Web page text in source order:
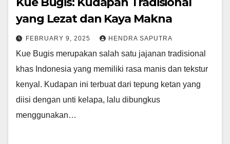
yang Lezat dan Kaya Makna
FEBRUARY 9, 2025 HENDRA SAPUTRA
Kue Bugis merupakan salah satu jajanan tradisional
khas Indonesia yang memiliki rasa manis dan tekstur
kenyal. Kudapan ini terbuat dari tepung ketan yang
diisi dengan unti kelapa, lalu dibungkus
menggunakan…